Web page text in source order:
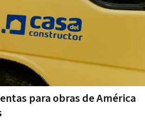
para obras de América